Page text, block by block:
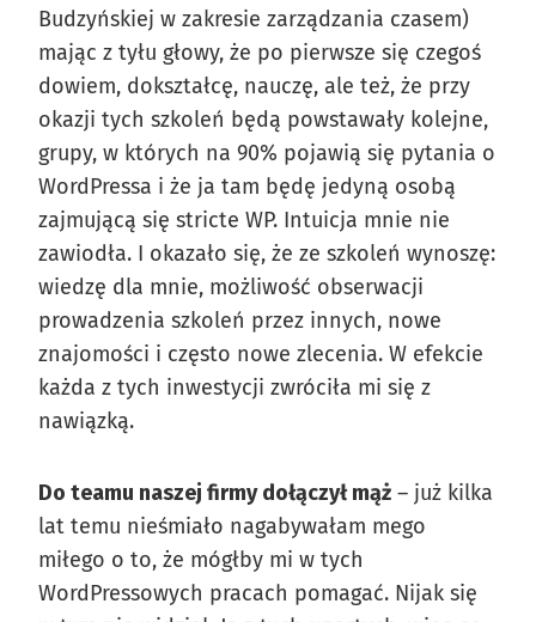
Budzyńskiej w zakresie zarządzania czasem)
mając z tyłu głowy, że po pierwsze się czegoś
dowiem, dokształcę, nauczę, ale też, że przy
okazji tych szkoleń będą powstawały kolejne,
grupy, w których na 90% pojawią się pytania o
WordPressa i że ja tam będę jedyną osobą
zajmującą się stricte WP. Intuicja mnie nie
zawiodła. I okazało się, że ze szkoleń wynoszę:
wiedzę dla mnie, możliwość obserwacji
prowadzenia szkoleń przez innych, nowe
znajomości i często nowe zlecenia. W efekcie
każda z tych inwestycji zwróciła mi się z
nawiązką.
Do teamu naszej firmy dołączył mąż – już kilka
lat temu nieśmiało nagabywałam mego
miłego o to, że mógłby mi w tych
WordPressowych pracach pomagać. Nijak się